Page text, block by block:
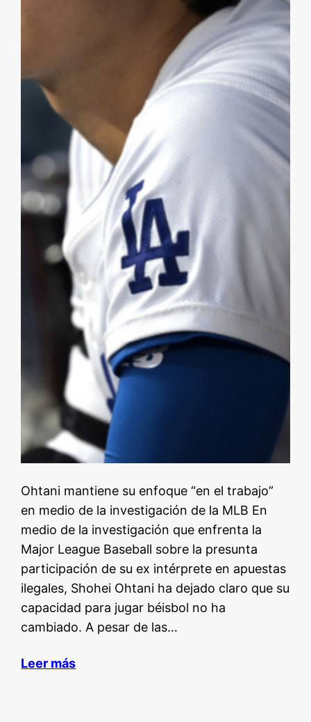
Ohtani mantiene su enfoque “en el trabajo”
en medio de la investigación de la MLB En
medio de la investigación que enfrenta la
Major League Baseball sobre la presunta
participación de su ex intérprete en apuestas
ilegales, Shohei Ohtani ha dejado claro que su
capacidad para jugar béisbol no ha
cambiado. A pesar de las…
Leer más